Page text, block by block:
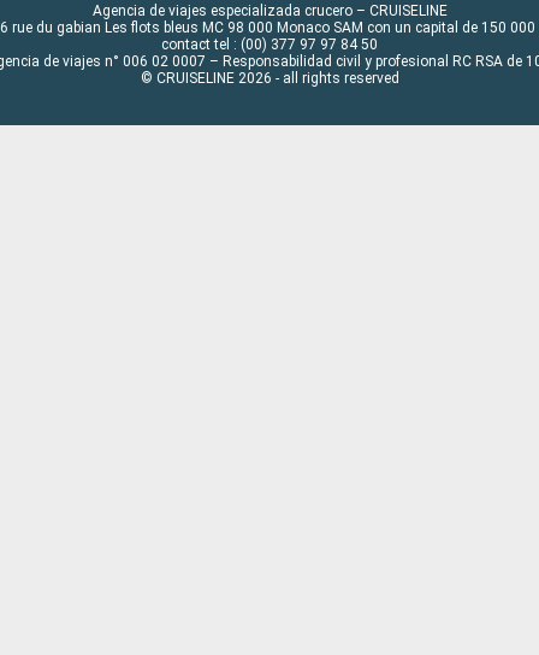
Agencia de viajes especializada crucero – CRUISELINE
rue du gabian Les flots bleus MC 98 000 Monaco SAM con un capital de 150 000
contact tel : (00) 377 97 97 84 50
de viajes n° 006 02 0007 – Responsabilidad civil y profesional RC RSA de
© CRUISELINE 2026 - all rights reserved